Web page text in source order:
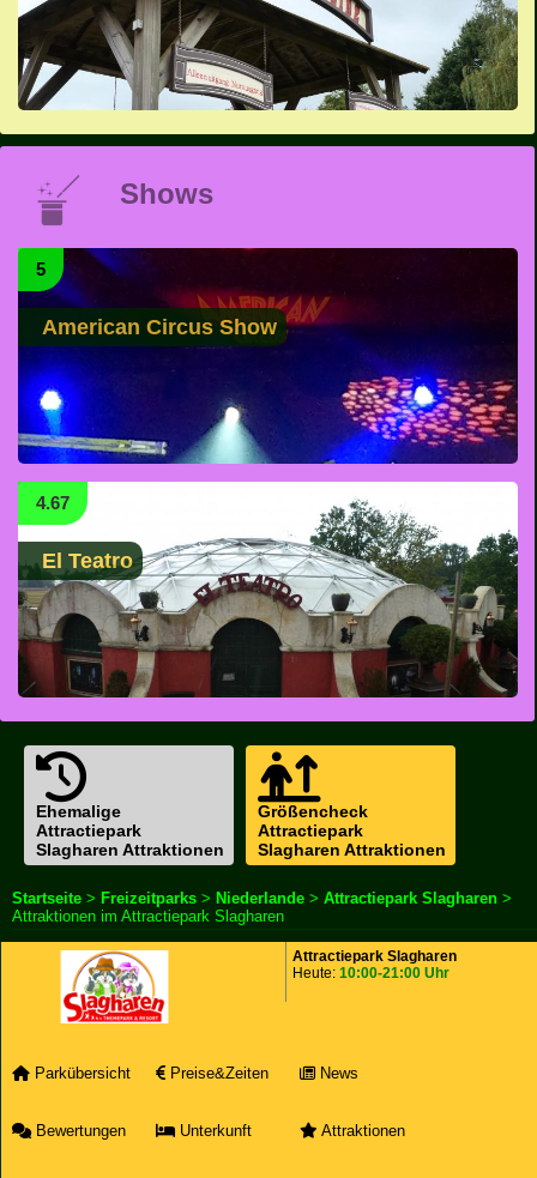
Shows
5
American Circus Show
4.67
El Teatro
Ehemalige
Attractiepark
Slagharen Attraktionen
Größencheck
Attractiepark
Slagharen Attraktionen
Startseite > Freizeitparks > Niederlande > Attractiepark Slagharen >
Attraktionen im Attractiepark Slagharen
Attractiepark Slagharen
Heute: 10:00-21:00 Uhr
Parkübersicht Preise&Zeiten News
Bewertungen Unterkunft Attraktionen